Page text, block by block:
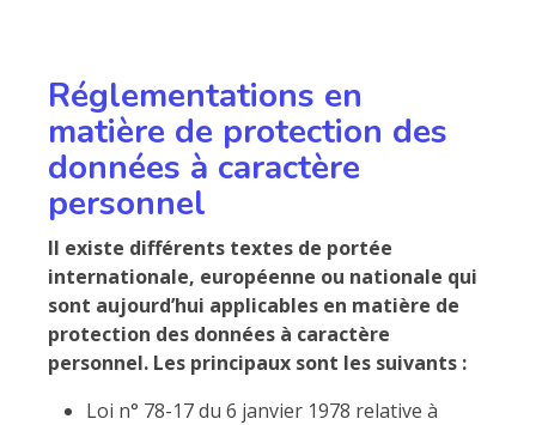
Réglementations en
matière de protection des
données à caractère
personnel
Il existe différents textes de portée
internationale, européenne ou nationale qui
sont aujourd’hui applicables en matière de
protection des données à caractère
personnel. Les principaux sont les suivants :
Loi n° 78-17 du 6 janvier 1978 relative à